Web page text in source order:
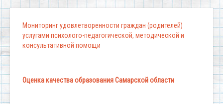
Мониторинг удовлетворенности граждан (родителей)
услугами психолого-педагогической, методической и
консультативной помощи
Оценка качества образования Самарской области